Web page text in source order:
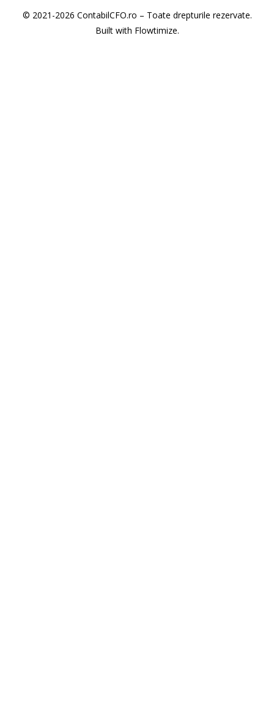
© 2021-2026 ContabilCFO.ro – Toate drepturile rezervate.
Built with Flowtimize.